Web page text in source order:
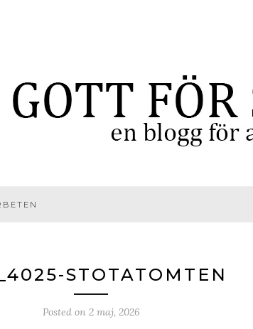
STOTATOMTEN
Posted on 2 maj, 2026